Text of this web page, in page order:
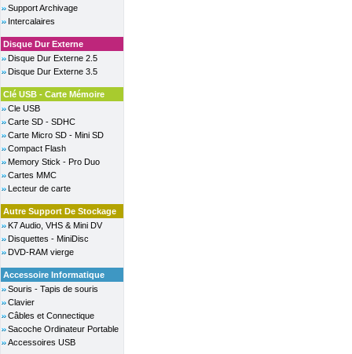
Support Archivage
Intercalaires
Disque Dur Externe
Disque Dur Externe 2.5
Disque Dur Externe 3.5
Clé USB - Carte Mémoire
Cle USB
Carte SD - SDHC
Carte Micro SD - Mini SD
Compact Flash
Memory Stick - Pro Duo
Cartes MMC
Lecteur de carte
Autre Support De Stockage
K7 Audio, VHS & Mini DV
Disquettes - MiniDisc
DVD-RAM vierge
Accessoire Informatique
Souris - Tapis de souris
Clavier
Câbles et Connectique
Sacoche Ordinateur Portable
Accessoires USB